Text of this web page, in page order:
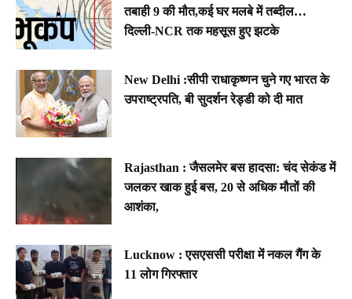
तबाही 9 की मौत,कई घर मलबे में तब्दील…
दिल्ली-NCR तक महसूस हुए झटके
New Delhi :सीपी राधाकृष्णन चुने गए भारत के
उपराष्ट्रपति, बी सुदर्शन रेड्डी को दी मात
Rajasthan : जैसलमेर बस हादसा: चंद सेकंड में
जलकर खाक हुई बस, 20 से अधिक मौतों की
आशंका,
Lucknow : एसएससी परीक्षा में नकल गैंग के
11 लोग गिरफ्तार